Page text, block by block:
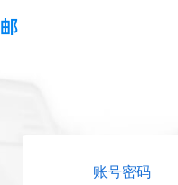
账号密码